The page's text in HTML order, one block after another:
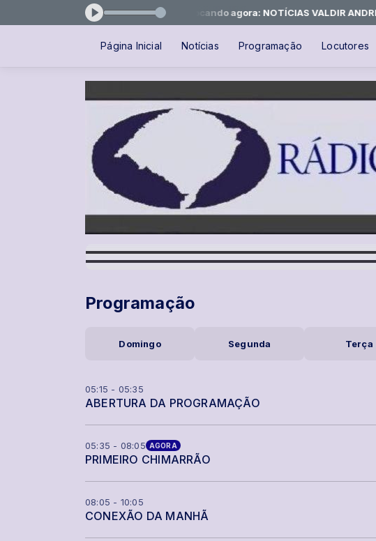
Rádio Famurs das 05:35 às 08:05 - Tocando agora: NOTÍCIAS VALDIR ANDRES
Página Inicial Notícias Programação Locutores
Programação
Domingo Segunda Terça
05:15 - 05:35
ABERTURA DA PROGRAMAÇÃO
05:35 - 08:05 AGORA
PRIMEIRO CHIMARRÃO
08:05 - 10:05
CONEXÃO DA MANHÃ